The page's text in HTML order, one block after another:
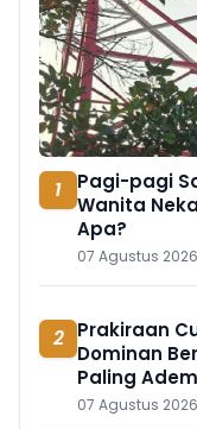
1
Pagi-pagi
Wanita
Apa?
07 Agustus 2026
2 Prakiraan
Dominan
Paling Adem
07 Agustus 2026